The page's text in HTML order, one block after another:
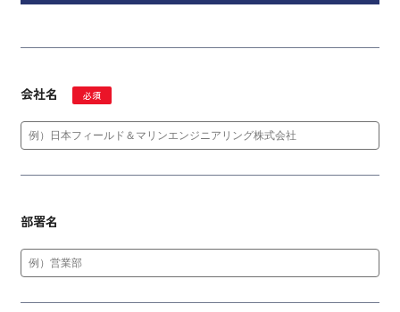
会社名 必須
部署名